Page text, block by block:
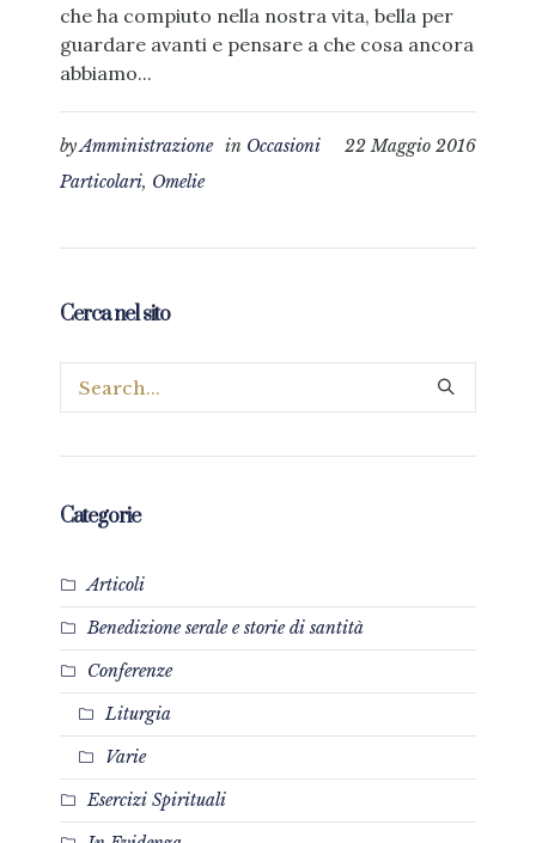
che ha compiuto nella nostra vita, bella per
guardare avanti e pensare a che cosa ancora
abbiamo...
22 Maggio 2016
byAmministrazione in Occasioni
Particolari, Omelie
Cerca nel sito
Categorie
Articoli
Benedizione serale e storie di santità
Conferenze
Liturgia
Varie
Esercizi Spirituali